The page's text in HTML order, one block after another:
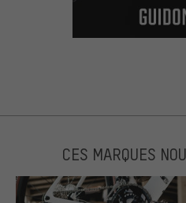
CES MARQUES